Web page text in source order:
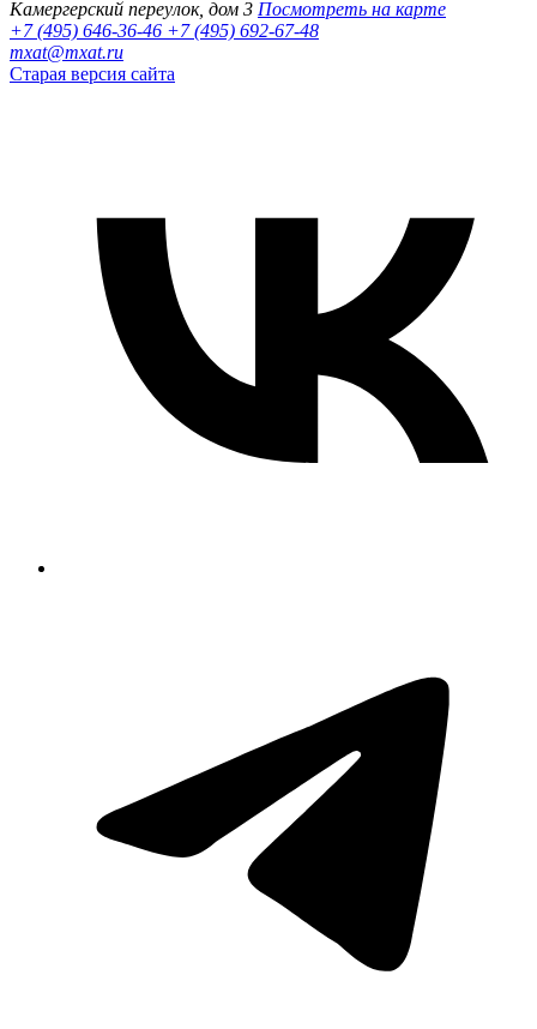
Камергерский переулок, дом 3 Посмотреть на карте
+7 (495) 646-36-46 +7 (495) 692-67-48‬
mxat@mxat.ru
Старая версия сайта